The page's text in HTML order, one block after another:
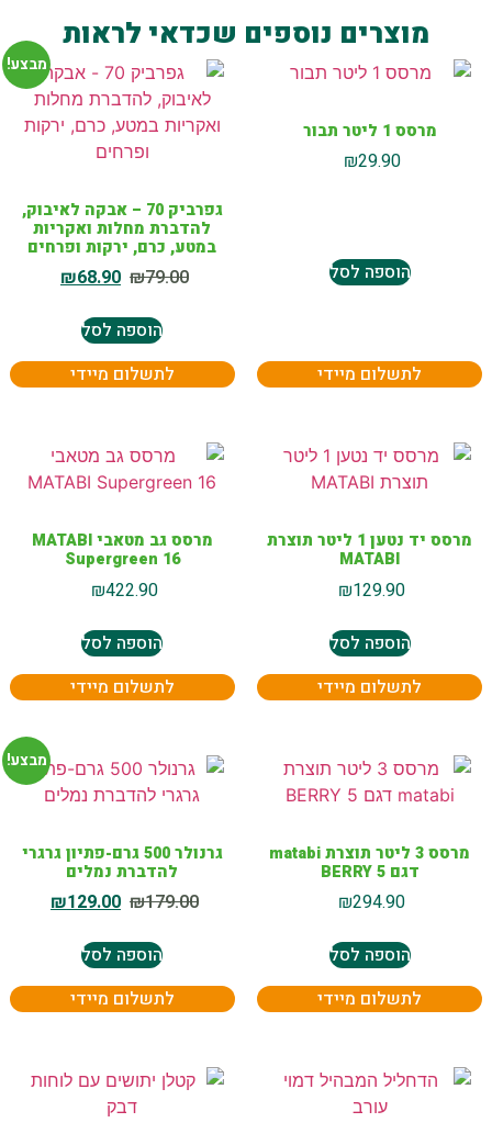
מוצרים נוספים שכדאי לראות
מרסס 1 ליטר תבור
₪29.90
הוספה לסל
לתשלום מיידי
מבצע!
גפרביק 70 – אבקה לאיבוק,
להדברת מחלות ואקריות
במטע, כרם, ירקות ופרחים
₪79.00
₪68.90
הוספה לסל
לתשלום מיידי
מרסס יד נטען 1 ליטר תוצרת
MATABI
₪129.90
הוספה לסל
לתשלום מיידי
מרסס גב מטאבי MATABI
Supergreen 16
₪422.90
הוספה לסל
לתשלום מיידי
מרסס 3 ליטר תוצרת matabi
דגם BERRY 5
₪294.90
הוספה לסל
לתשלום מיידי
מבצע!
גרנולר 500 גרם-פתיון גרגרי
להדברת נמלים
₪179.00
₪129.00
הוספה לסל
לתשלום מיידי